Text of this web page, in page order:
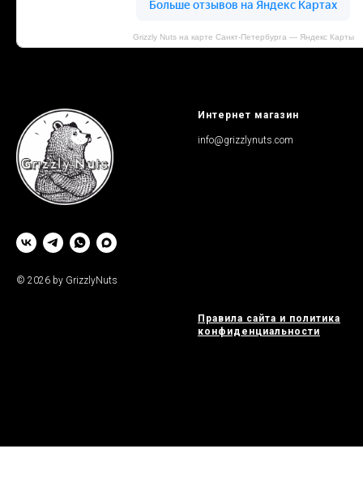
Grizzly Nuts на карте Санкт‑Петербурга — Яндекс Карты
© 2026 by GrizzlyNuts
Интернет магазин
info@grizzlynuts.com
Правила сайта и политика
конфиденциальности